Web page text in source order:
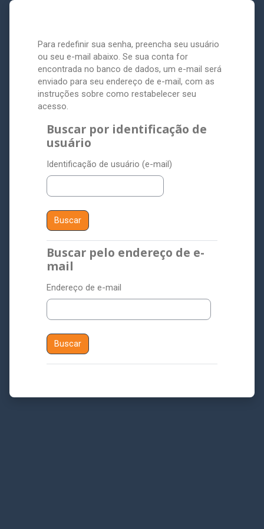
Ir para o conteúdo principal
Para redefinir sua senha, preencha seu usuário
ou seu e-mail abaixo. Se sua conta for
encontrada no banco de dados, um e-mail será
enviado para seu endereço de e-mail, com as
instruções sobre como restabelecer seu
acesso.
Buscar por identificação de usuário
Buscar por identificação de
usuário
Identificação de usuário (e-mail)
Buscar pelo endereço de e-mail
Buscar pelo endereço de e-
mail
Endereço de e-mail